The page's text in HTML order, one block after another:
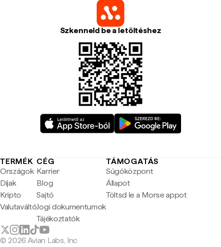
Szkenneld be a letöltéshez
TERMÉK
Országok
Díjak
Kripto
Valutaváltó
CÉG
Karrier
Blog
Sajtó
Jogi dokumentumok
Tájékoztatók
TÁMOGATÁS
Súgóközpont
Állapot
Töltsd le a Morse appot
© 2026 Avian Labs, Inc